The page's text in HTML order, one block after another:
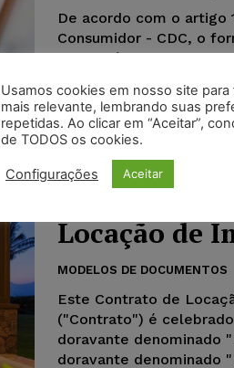
De acordo com o artigo
Consumidor - CDC, o
responsável,
pela reparação dos
defeitos relativos à
Locação de
MODELOS DE DOCUMENTOS
Este Contrato de
("Contrato") é
doravante denominado
doravante denominado
Usamos cookies em nosso site
mais relevante, lembrando suas
repetidas. Ao clicar em “Aceitar”,
de TODOS os cookies.
Configurações Aceitar